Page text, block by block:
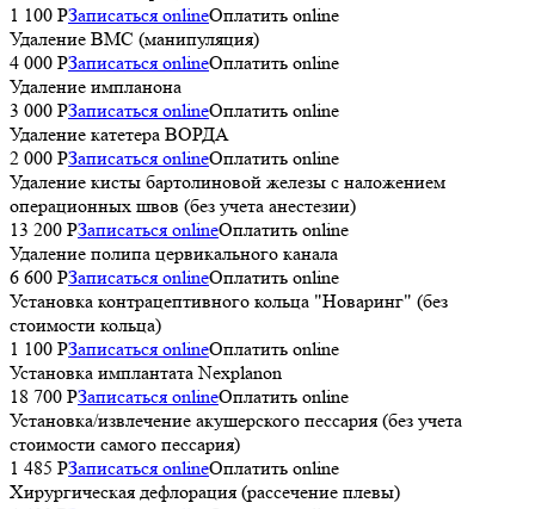
1 100 PЗаписаться onlineОплатить online
Удаление ВМС (манипуляция)
4 000 PЗаписаться onlineОплатить online
Удаление импланона
3 000 PЗаписаться onlineОплатить online
Удаление катетера ВОРДА
2 000 PЗаписаться onlineОплатить online
Удаление кисты бартолиновой железы с наложением
операционных швов (без учета анестезии)
13 200 PЗаписаться onlineОплатить online
Удаление полипа цервикального канала
6 600 PЗаписаться onlineОплатить online
Установка контрацептивного кольца "Новаринг" (без
стоимости кольца)
1 100 PЗаписаться onlineОплатить online
Установка имплантата Nexplanon
18 700 PЗаписаться onlineОплатить online
Установка/извлечение акушерского пессария (без учета
стоимости самого пессария)
1 485 PЗаписаться onlineОплатить online
Хирургическая дефлорация (рассечение плевы)